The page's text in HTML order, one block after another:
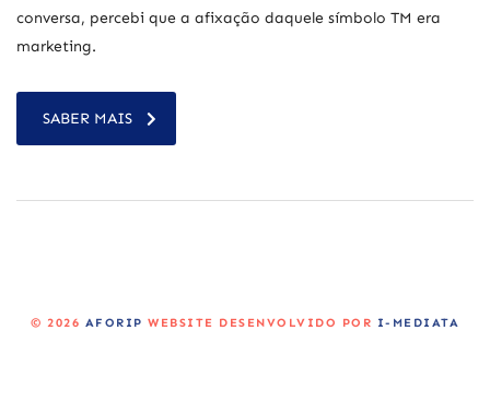
conversa, percebi que a afixação daquele símbolo TM era
marketing.
SABER MAIS
© 2026 AFORIP WEBSITE DESENVOLVIDO POR I-MEDIATA